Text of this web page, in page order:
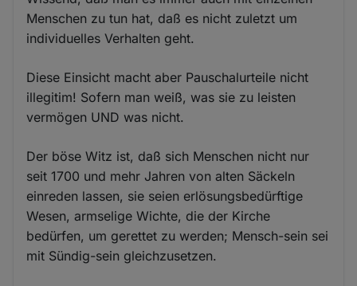
Menschen zu tun hat, daß es nicht zuletzt um
individuelles Verhalten geht.
Diese Einsicht macht aber Pauschalurteile nicht
illegitim! Sofern man weiß, was sie zu leisten
vermögen UND was nicht.
Der böse Witz ist, daß sich Menschen nicht nur
seit 1700 und mehr Jahren von alten Säckeln
einreden lassen, sie seien erlösungsbedürftige
Wesen, armselige Wichte, die der Kirche
bedürfen, um gerettet zu werden; Mensch-sein sei
mit Sündig-sein gleichzusetzen.